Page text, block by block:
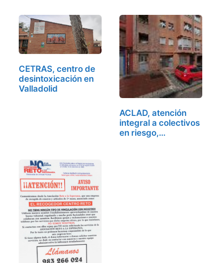
CETRAS, centro de
desintoxicación en
Valladolid
ACLAD, atención
integral a colectivos
en riesgo,…